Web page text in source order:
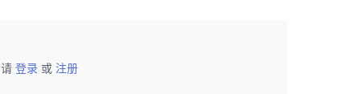
登录 或 注册